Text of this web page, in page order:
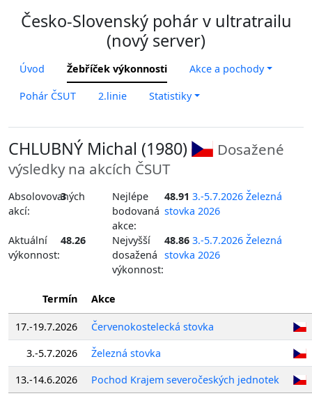
Česko-Slovenský pohár v ultratrailu
(nový server)
Úvod Žebříček výkonnosti Akce a pochody
Pohár ČSUT 2.linie Statistiky
CHLUBNÝ Michal (1980)
Dosažené
výsledky na akcích ČSUT
Absolovovaných
akcí:
3
Nejlépe
bodovaná
akce:
48.91 3.-5.7.2026 Železná
stovka 2026
Aktuální
výkonnost:
48.26
Nejvyšší
dosažená
výkonnost:
48.86 3.-5.7.2026 Železná
stovka 2026
Termín Akce
17.-19.7.2026
Červenokostelecká stovka
3.-5.7.2026
Železná stovka
13.-14.6.2026
Pochod Krajem severočeských jednotek